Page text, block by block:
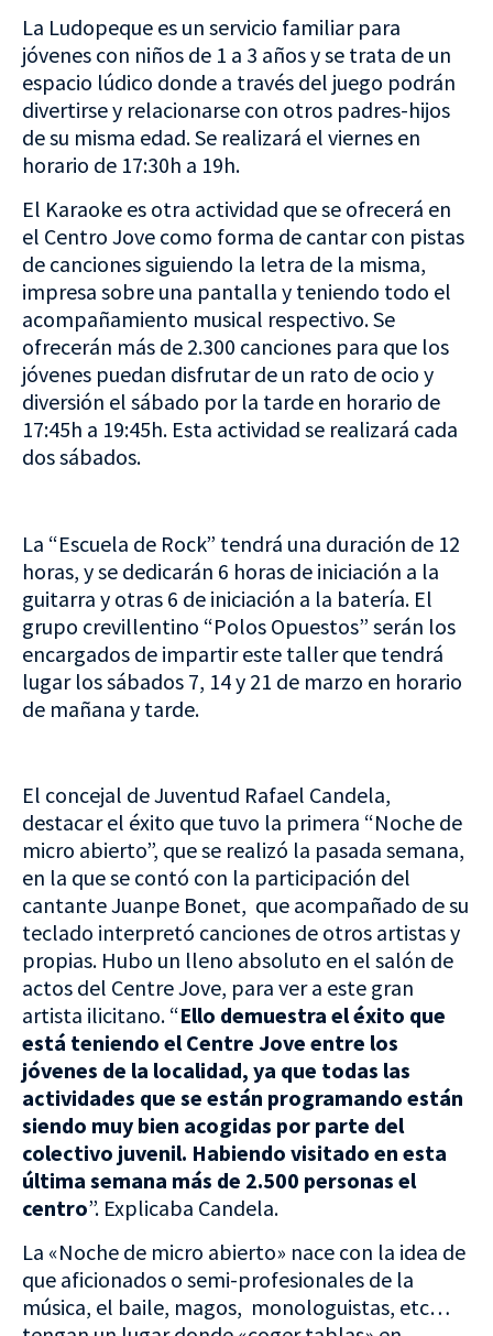
La Ludopeque es un servicio familiar para
jóvenes con niños de 1 a 3 años y se trata de un
espacio lúdico donde a través del juego podrán
divertirse y relacionarse con otros padres-hijos
de su misma edad. Se realizará el viernes en
horario de 17:30h a 19h.
El Karaoke es otra actividad que se ofrecerá en
el Centro Jove como forma de cantar con pistas
de canciones siguiendo la letra de la misma,
impresa sobre una pantalla y teniendo todo el
acompañamiento musical respectivo. Se
ofrecerán más de 2.300 canciones para que los
jóvenes puedan disfrutar de un rato de ocio y
diversión el sábado por la tarde en horario de
17:45h a 19:45h. Esta actividad se realizará cada
dos sábados.
La “Escuela de Rock” tendrá una duración de 12
horas, y se dedicarán 6 horas de iniciación a la
guitarra y otras 6 de iniciación a la batería. El
grupo crevillentino “Polos Opuestos” serán los
encargados de impartir este taller que tendrá
lugar los sábados 7, 14 y 21 de marzo en horario
de mañana y tarde.
El concejal de Juventud Rafael Candela,
destacar el éxito que tuvo la primera “Noche de
micro abierto”, que se realizó la pasada semana,
en la que se contó con la participación del
cantante Juanpe Bonet, que acompañado de su
teclado interpretó canciones de otros artistas y
propias. Hubo un lleno absoluto en el salón de
actos del Centre Jove, para ver a este gran
artista ilicitano. “Ello demuestra el éxito que
está teniendo el Centre Jove entre los
jóvenes de la localidad, ya que todas las
actividades que se están programando están
siendo muy bien acogidas por parte del
colectivo juvenil. Habiendo visitado en esta
última semana más de 2.500 personas el
centro”. Explicaba Candela.
La «Noche de micro abierto» nace con la idea de
que aficionados o semi-profesionales de la
música, el baile, magos, monologuistas, etc…